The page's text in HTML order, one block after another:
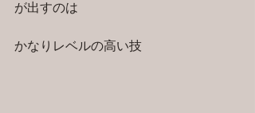
が出すのは
かなりレベルの高い技